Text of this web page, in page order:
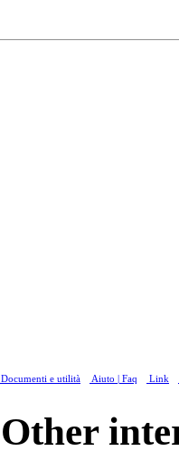
Documenti e utilità Aiuto | Faq Link
Other